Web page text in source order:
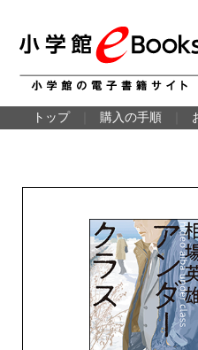
トップ 購入の手順